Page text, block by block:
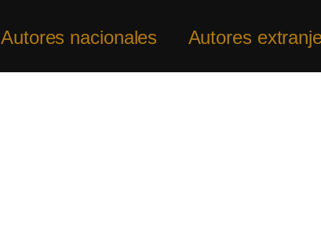
Autores nacionales Autores